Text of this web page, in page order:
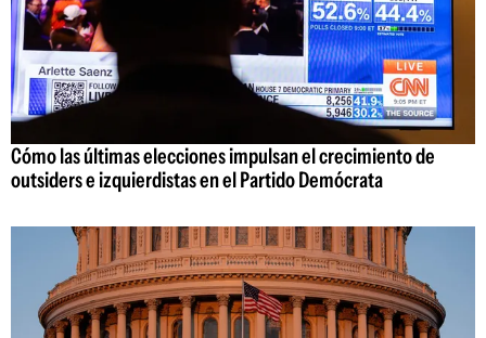
Cómo las últimas elecciones impulsan el crecimiento de
outsiders e izquierdistas en el Partido Demócrata